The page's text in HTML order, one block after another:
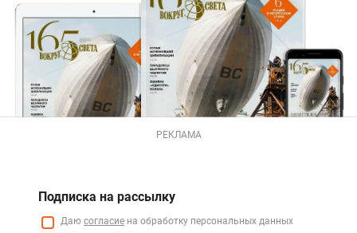
РЕКЛАМА
Подписка на рассылку
Даю согласие на обработку персональных данных